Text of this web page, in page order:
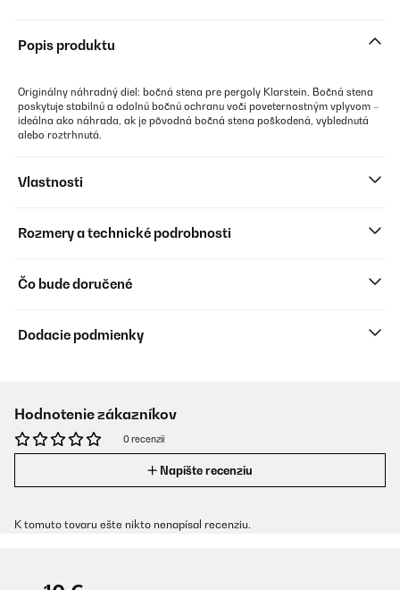
Popis produktu
Originálny náhradný diel: bočná stena pre pergoly Klarstein. Bočná stena
poskytuje stabilnú a odolnú bočnú ochranu voči poveternostným vplyvom –
ideálna ako náhrada, ak je pôvodná bočná stena poškodená, vyblednutá
alebo roztrhnutá.
Vlastnosti
Rozmery a technické podrobnosti
Čo bude doručené
Dodacie podmienky
Hodnotenie zákazníkov
0 recenzií
Napíšte recenziu
K tomuto tovaru ešte nikto nenapísal recenziu.